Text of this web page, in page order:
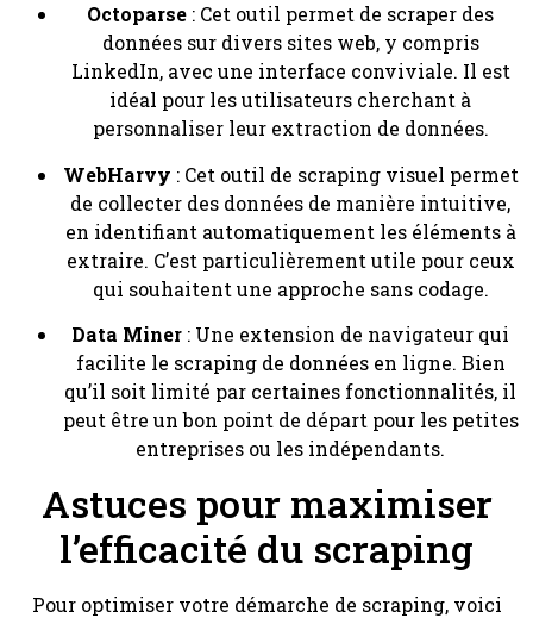
Octoparse : Cet outil permet de scraper des
données sur divers sites web, y compris
LinkedIn, avec une interface conviviale. Il est
idéal pour les utilisateurs cherchant à
personnaliser leur extraction de données.
WebHarvy : Cet outil de scraping visuel permet
de collecter des données de manière intuitive,
en identifiant automatiquement les éléments à
extraire. C’est particulièrement utile pour ceux
qui souhaitent une approche sans codage.
Data Miner : Une extension de navigateur qui
facilite le scraping de données en ligne. Bien
qu’il soit limité par certaines fonctionnalités, il
peut être un bon point de départ pour les petites
entreprises ou les indépendants.
Astuces pour maximiser
l’efficacité du scraping
Pour optimiser votre démarche de scraping, voici